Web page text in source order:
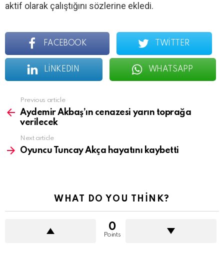
aktif olarak çalıştığını sözlerine ekledi.
FACEBOOK TWITTER
LINKEDIN WHATSAPP
more
Previous article
Aydemir Akbaş’ın cenazesi yarın toprağa
verilecek
Next article
Oyuncu Tuncay Akça hayatını kaybetti
WHAT DO YOU THINK?
0
Points